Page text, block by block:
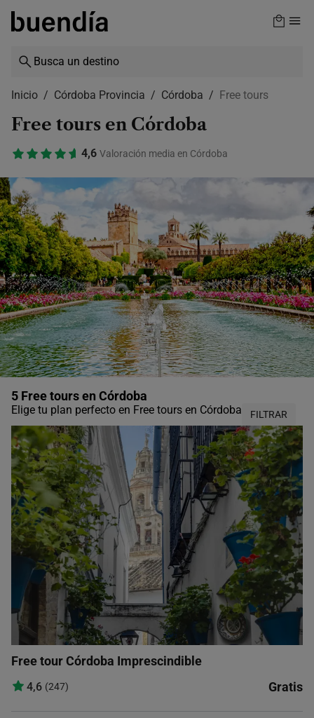
Skip
content
Inicio Córdoba Provincia Córdoba Free tours
Free tours en Córdoba
4,6 Valoración media en Córdoba
5 Free tours en Córdoba
Elige tu plan perfecto en Free tours en Córdoba FILTRAR
Free tour Córdoba Imprescindible
4,6 (247) Gratis